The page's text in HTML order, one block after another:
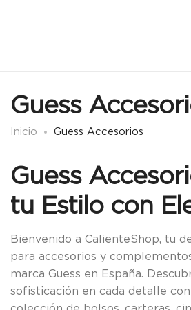
Guess
Inicio Guess Accesorios
Guess
tu Estilo con
Bienvenido a CalienteShop, tu
para accesorios y
marca Guess en España.
sofisticación en cada detalle